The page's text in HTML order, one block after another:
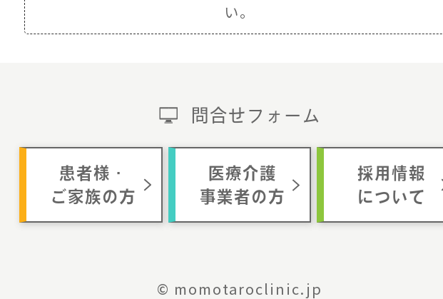
い。
問合せフォーム
患者様・
ご家族の方
医療介護
事業者の方
採用情報
について
© momotaroclinic.jp